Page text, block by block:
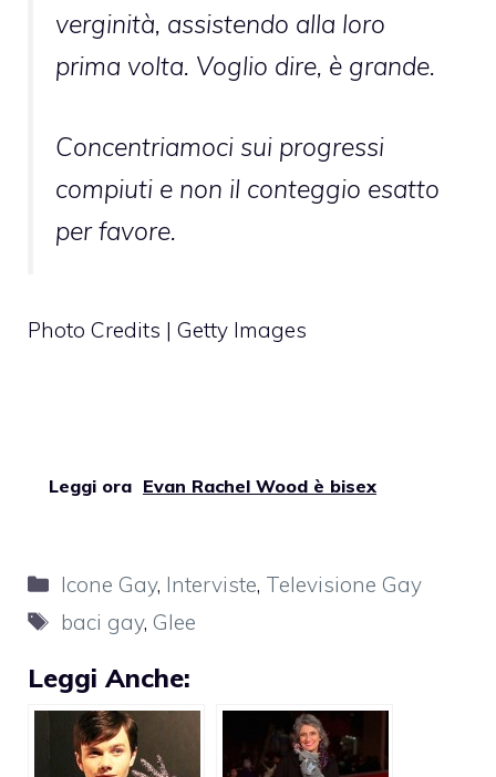
verginità, assistendo alla loro
prima volta. Voglio dire, è grande.
Concentriamoci sui progressi
compiuti e non il conteggio esatto
per favore.
Photo Credits | Getty Images
Leggi ora Evan Rachel Wood è bisex
Categorie
Icone Gay, Interviste, Televisione Gay
Tag
baci gay, Glee
Leggi Anche: